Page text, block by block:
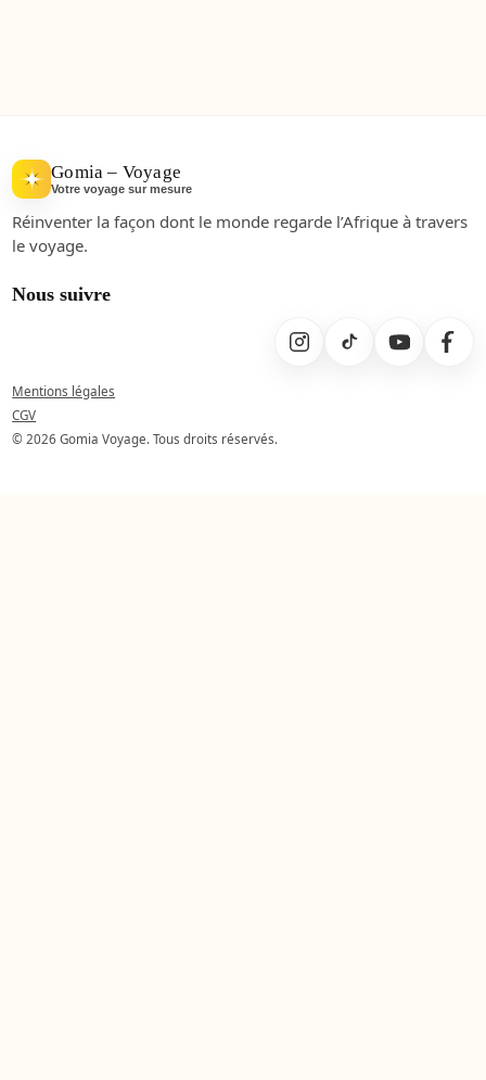
Gomia – Voyage
Votre voyage sur mesure
Réinventer la façon dont le monde regarde l’Afrique à travers
le voyage.
Nous suivre
Mentions légales
CGV
© 2026 Gomia Voyage. Tous droits réservés.